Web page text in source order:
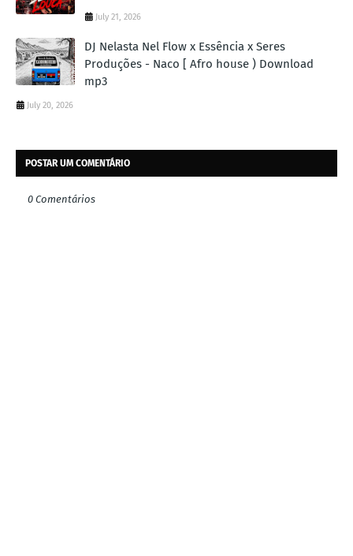
July 21, 2026
DJ Nelasta Nel Flow x Essência x Seres
Produções - Naco [ Afro house ) Download
mp3
July 20, 2026
POSTAR UM COMENTÁRIO
0 Comentários